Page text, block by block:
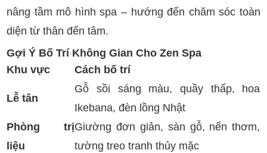
nâng tầm mô hình spa – hướng đến chăm sóc toàn
diện từ thân đến tâm.
Gợi Ý Bố Trí Không Gian Cho Zen Spa
Khu vực
Cách bố trí
Lễ tân
Gỗ sồi sáng màu, quầy thấp, hoa
Ikebana, đèn lồng Nhật
Phòng trị
liệu
Giường đơn giản, sàn gỗ, nến thơm,
tường treo tranh thủy mặc